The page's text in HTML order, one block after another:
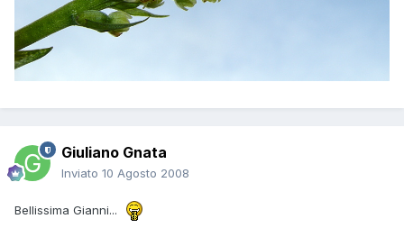
Giuliano Gnata
Inviato 10 Agosto 2008
Bellissima Gianni...